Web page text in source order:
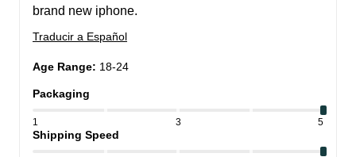
brand new iphone.
Traducir a Español
Age Range: 18-24
Packaging
1 3 5
Shipping Speed